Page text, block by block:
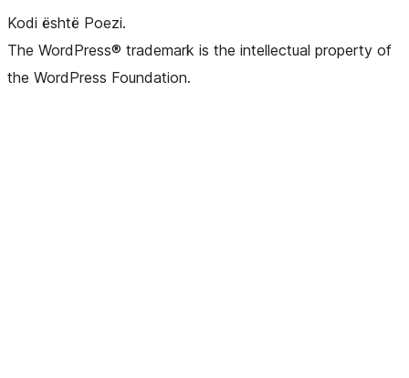
Kodi është Poezi.
The WordPress® trademark is the intellectual property of
the WordPress Foundation.